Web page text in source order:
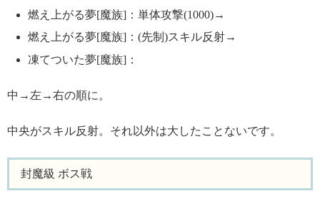
燃え上がる夢[魔族]：単体攻撃(1000)→
燃え上がる夢[魔族]：(先制)スキル反射→
凍てついた夢[魔族]：
中→左→右の順に。
中央がスキル反射。それ以外は大したことないです。
封魔級 ボス戦